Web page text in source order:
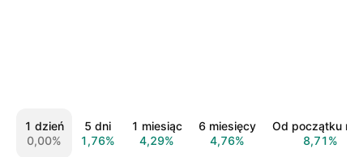
1 dzień
0,00%
5 dni
1,76%
1 miesiąc
4,29%
6 miesięcy
4,76%
Od początku
8,71%